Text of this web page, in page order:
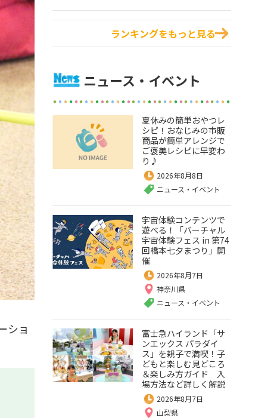
ショ
ランキングをもっと見る
ニュース・イベント
夏休みの簡単おやつレ
シピ！おなじみの市販
商品が簡単アレンジで
ご褒美レシピに早変わ
り♪
2026年8月8日
ニュース・イベント
宇宙体験コンテンツで
遊べる！「バーチャル
宇宙体験フェス in 第74
回橋本七夕まつり」開
催
2026年8月7日
神奈川県
ニュース・イベント
富士急ハイランド「サ
ンエックス パラダイ
ス」を親子で満喫！子
どもと楽しむ見どころ
＆楽しみ方ガイド 入
場方法など詳しく解説
2026年8月7日
山梨県